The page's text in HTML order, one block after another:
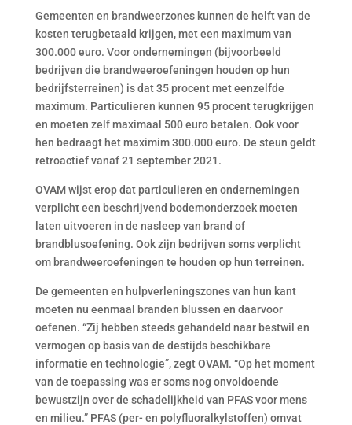
Gemeenten en brandweerzones kunnen de helft van de
kosten terugbetaald krijgen, met een maximum van
300.000 euro. Voor ondernemingen (bijvoorbeeld
bedrijven die brandweeroefeningen houden op hun
bedrijfsterreinen) is dat 35 procent met eenzelfde
maximum. Particulieren kunnen 95 procent terugkrijgen
en moeten zelf maximaal 500 euro betalen. Ook voor
hen bedraagt het maximim 300.000 euro. De steun geldt
retroactief vanaf 21 september 2021.
OVAM wijst erop dat particulieren en ondernemingen
verplicht een beschrijvend bodemonderzoek moeten
laten uitvoeren in de nasleep van brand of
brandblusoefening. Ook zijn bedrijven soms verplicht
om brandweeroefeningen te houden op hun terreinen.
De gemeenten en hulpverleningszones van hun kant
moeten nu eenmaal branden blussen en daarvoor
oefenen. “Zij hebben steeds gehandeld naar bestwil en
vermogen op basis van de destijds beschikbare
informatie en technologie”, zegt OVAM. “Op het moment
van de toepassing was er soms nog onvoldoende
bewustzijn over de schadelijkheid van PFAS voor mens
en milieu.” PFAS (per- en polyfluoralkylstoffen) omvat